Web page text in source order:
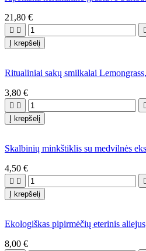
21,80 €
 
Į krepšelį
Ritualiniai sakų smilkalai
3,80 €
 
Į krepšelį
Skalbinių minkštiklis su medvilnės
4,50 €
 
Į krepšelį
Ekologiškas pipirmėčių eterinis
8,00 €